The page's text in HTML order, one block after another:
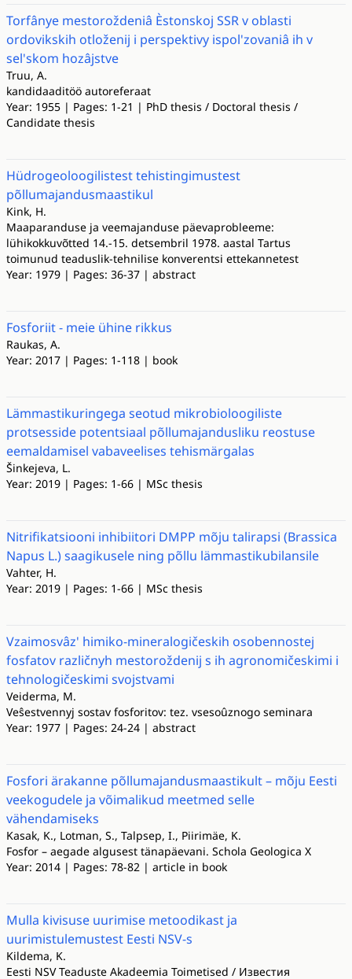
Torfânye mestoroždeniâ Èstonskoj SSR v oblasti
ordovikskih otloženij i perspektivy ispol'zovaniâ ih v
sel'skom hozâjstve
Truu, A.
kandidaaditöö autoreferaat
Year: 1955 | Pages: 1-21 | PhD thesis / Doctoral thesis /
Candidate thesis
Hüdrogeoloogilistest tehistingimustest
põllumajandusmaastikul
Kink, H.
Maaparanduse ja veemajanduse päevaprobleeme:
lühikokkuvõtted 14.-15. detsembril 1978. aastal Tartus
toimunud teaduslik-tehnilise konverentsi ettekannetest
Year: 1979 | Pages: 36-37 | abstract
Fosforiit - meie ühine rikkus
Raukas, A.
Year: 2017 | Pages: 1-118 | book
Lämmastikuringega seotud mikrobioloogiliste
protsesside potentsiaal põllumajandusliku reostuse
eemaldamisel vabaveelises tehismärgalas
Šinkejeva, L.
Year: 2019 | Pages: 1-66 | MSc thesis
Nitrifikatsiooni inhibiitori DMPP mõju talirapsi (Brassica
Napus L.) saagikusele ning põllu lämmastikubilansile
Vahter, H.
Year: 2019 | Pages: 1-66 | MSc thesis
Vzaimosvâz' himiko-mineralogičeskih osobennostej
fosfatov različnyh mestoroždenij s ih agronomičeskimi i
tehnologičeskimi svojstvami
Veiderma, M.
Veŝestvennyj sostav fosforitov: tez. vsesoûznogo seminara
Year: 1977 | Pages: 24-24 | abstract
Fosfori ärakanne põllumajandusmaastikult – mõju Eesti
veekogudele ja võimalikud meetmed selle
vähendamiseks
Kasak, K., Lotman, S., Talpsep, I., Piirimäe, K.
Fosfor – aegade algusest tänapäevani. Schola Geologica X
Year: 2014 | Pages: 78-82 | article in book
Mulla kivisuse uurimise metoodikast ja
uurimistulemustest Eesti NSV-s
Kildema, K.
Eesti NSV Teaduste Akadeemia Toimetised / Известия